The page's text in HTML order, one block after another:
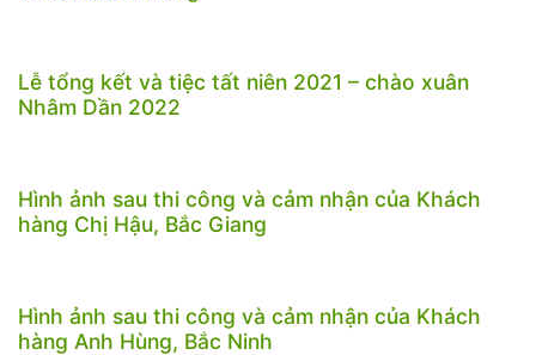
Lễ tổng kết và tiệc tất niên 2021 – chào xuân
Nhâm Dần 2022
Hình ảnh sau thi công và cảm nhận của Khách
hàng Chị Hậu, Bắc Giang
Hình ảnh sau thi công và cảm nhận của Khách
hàng Anh Hùng, Bắc Ninh